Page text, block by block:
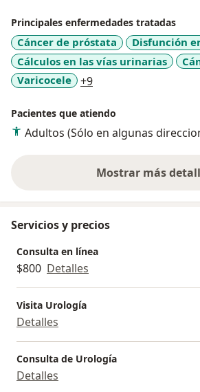
Principales enfermedades tratadas
Cáncer de próstata
Disfunción
Cálculos en las vías urinarias
Varicocele
+9
Pacientes que atiendo
Adultos (Sólo en algunas
Mostrar mássobre la
Servicios y precios
Consulta en línea
$800 Detalles
Visita Urología
Detalles
Consulta de Urología
Detalles